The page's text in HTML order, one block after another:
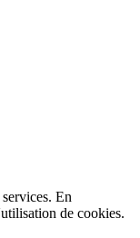
En
de cookies.